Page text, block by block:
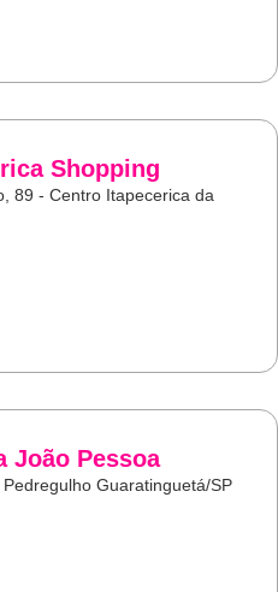
Shopping
89 - Centro Itapecerica da
João Pessoa
Guaratinguetá/SP